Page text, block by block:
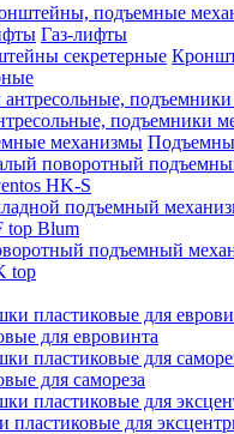
подъемные
Газ-лифты
подъемники
поворотный
HK-S
подъемный
top Blum
подъемный
top
для евровинта
для самореза
пластиковые для